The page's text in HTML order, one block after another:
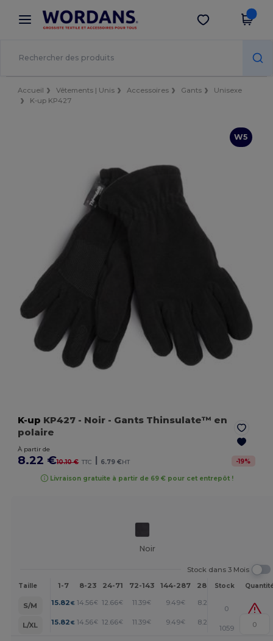
× Appli Wordans
Meilleurs prix sur l’app !
Obtenir l'appli
Accueil Vêtements | Unis Accessoires Gants
Unisexe
K-up KP427
W5
K-up KP427 - Noir - Gants Thinsulate™ en
polaire
À partir de
8.22 €10.10 € TTC | 6.79 €HT -19%
Livraison gratuite à partir de 69 € pour cet entrepôt !
Noir
Stock dans 3 Mois
Taille 1-7 8-23 24-71 72-143 144-287 288 + Plus
Stock
S/M 15.82 € 14.56€ 12.66€ 11.39€ 9.49€ 8.22 +
0
L/XL
15.82 € 14.56€ 12.66€ 11.39€ 9.49€ 8.22 +
1059